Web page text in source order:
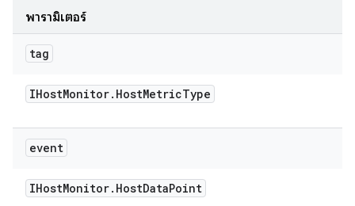
พารามิเตอร์
tag
IHostMonitor. HostMetricType
event
IHostMonitor. HostDataPoint